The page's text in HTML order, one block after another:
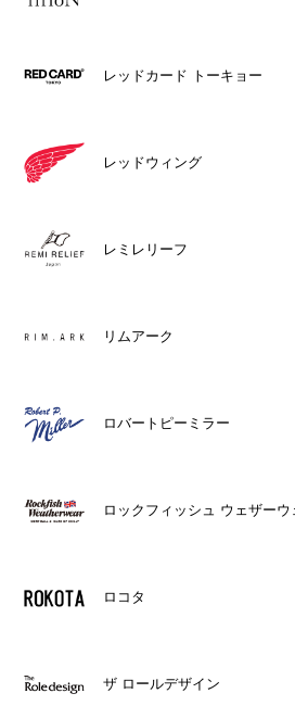
レッドカード トーキョー
レッドウィング
レミレリーフ
リムアーク
ロバートピーミラー
ロックフィッシュ ウェザーウ
ロコタ
ザ ロールデザイン